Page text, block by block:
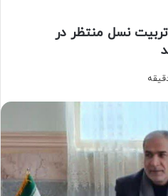
نسل منتظر در